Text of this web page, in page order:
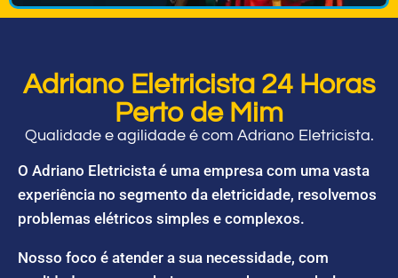
Adriano Eletricista 24 Horas
Perto de Mim
Qualidade e agilidade é com Adriano Eletricista.
O Adriano Eletricista é uma empresa com uma vasta
experiência no segmento da eletricidade, resolvemos
problemas elétricos simples e complexos.
Nosso foco é atender a sua necessidade, com